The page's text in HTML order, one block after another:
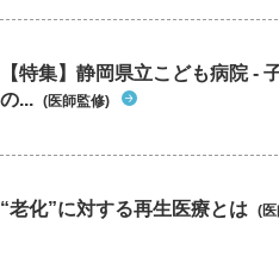
【特集】静岡県立こども病院 -
の... (医師監修)
“老化”に対する再生医療とは (